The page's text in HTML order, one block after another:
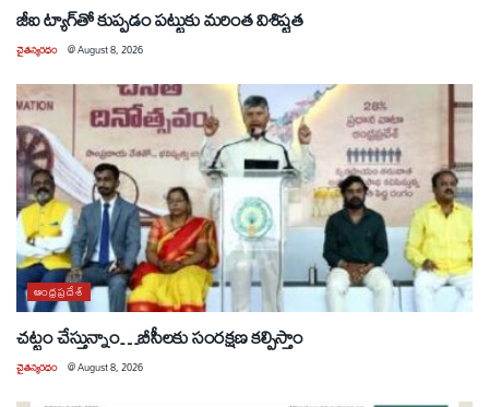
జీఐ ట్యాగ్‌తో కుప్పడం పట్టుకు మరింత విశిష్టత
చైతన్యరధం @August 8, 2026
ఆంధ్రప్రదేశ్
చట్టం చేస్తున్నాం…బీసీలకు సంరక్షణ కల్పిస్తాం
చైతన్యరధం @August 8, 2026